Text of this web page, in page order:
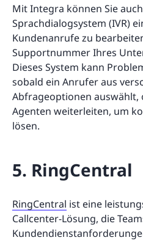
Mit Integra können Sie
Sprachdialogsystem (IVR)
Kundenanrufe zu
Supportnummer Ihres
Dieses System kann
sobald ein Anrufer aus
Abfrageoptionen auswählt,
Agenten weiterleiten, um
lösen.
5. RingCentral
RingCentral ist eine
Callcenter-Lösung, die